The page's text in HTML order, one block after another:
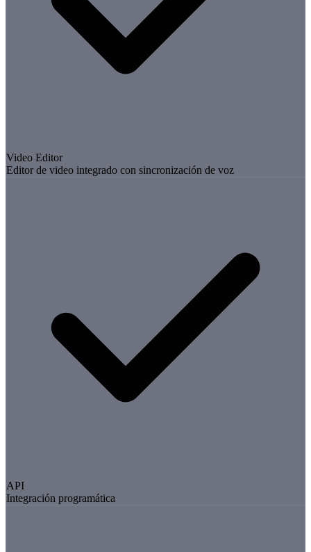
Video Editor
Editor de video integrado con sincronización de voz
API
Integración programática